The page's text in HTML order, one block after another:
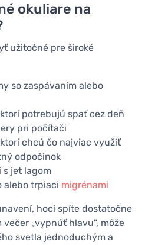
okuliare na
užitočné pre široké
so zaspávaním alebo
potrebujú spať cez deň
pri počítači
chcú čo najviac využiť
odpočinok
jet lagom
alebo trpiaci migrénami
hoci spíte dostatočne
„vypnúť hlavu", môže
svetla jednoduchým a